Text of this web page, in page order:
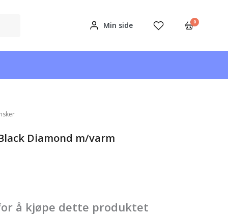
Min side 0
Diamond m/varm
å kjøpe dette produktet